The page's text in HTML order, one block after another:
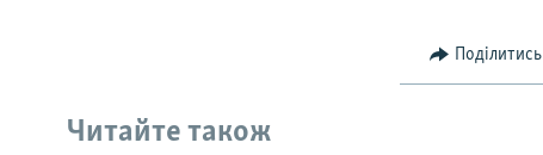
Поділитись
Читайте також